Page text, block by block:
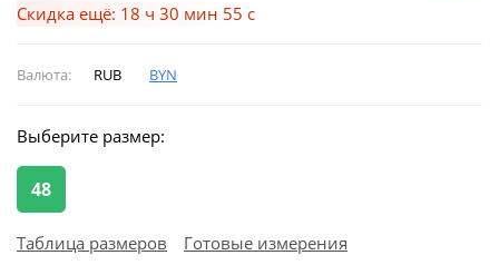
Скидка ещё: 18 ч 30 мин 54 с
Валюта: RUB BYN
Выберите размер:
48
Таблица размеров Готовые измерения